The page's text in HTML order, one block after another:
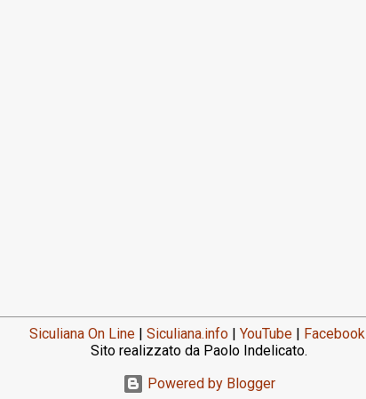
Siculiana On Line | Siculiana.info | YouTube | Facebook
Sito realizzato da Paolo Indelicato.
Powered by Blogger